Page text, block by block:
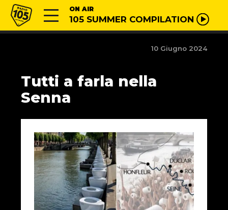
Vai al contenuto
Radio 105 ON AIR
105 SUMMER COMPILATION
10 Giugno 2024
Tutti a farla nella
Senna